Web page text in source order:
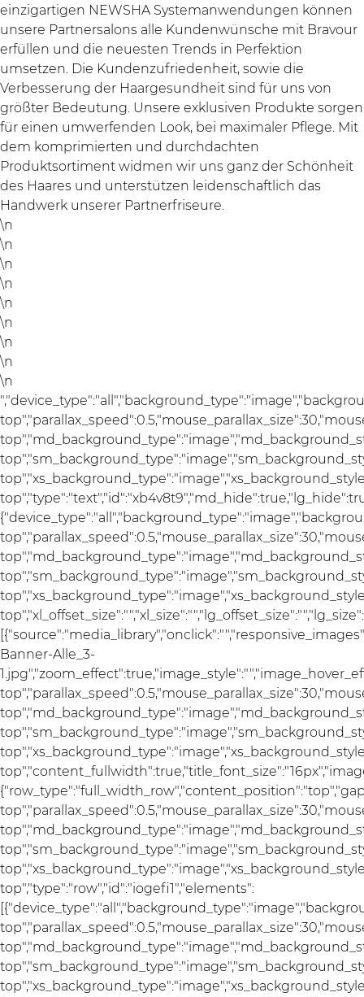
einzigartigen NEWSHA Systemanwendungen können
unsere Partnersalons alle Kundenwünsche mit Bravour
erfüllen und die neuesten Trends in Perfektion
umsetzen. Die Kundenzufriedenheit, sowie die
Verbesserung der Haargesundheit sind für uns von
größter Bedeutung. Unsere exklusiven Produkte sorgen
für einen umwerfenden Look, bei maximaler Pflege. Mit
dem komprimierten und durchdachten
Produktsortiment widmen wir uns ganz der Schönheit
des Haares und unterstützen leidenschaftlich das
Handwerk unserer Partnerfriseure.
\n
\n
\n
\n
\n
\n
\n
\n
\n
Banner-Alle_3-
top","type":"row","id":"iogefi1","elements":